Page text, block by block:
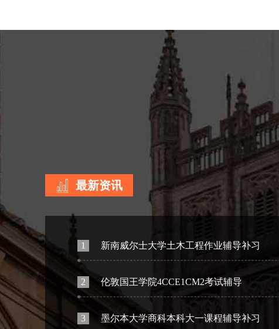
最新资讯
1 新南威尔士大学土木工程作业辅导补习
2 伦敦国王学院4CCE1CM2考试辅导
3 墨尔本大学商科本科大一课程辅导补习